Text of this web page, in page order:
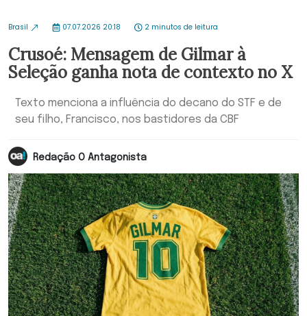
Brasil 07.07.2026 20:18 2 minutos de leitura
Crusoé: Mensagem de Gilmar à
Seleção ganha nota de contexto no X
Texto menciona a influência do decano do STF e de
seu filho, Francisco, nos bastidores da CBF
Redação O Antagonista